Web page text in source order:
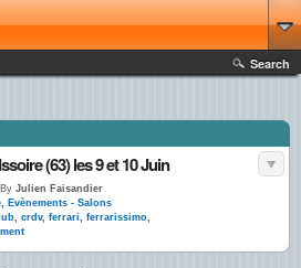
Search
(63) les 9 et 10 Juin
By Julien Faisandier
, Evènements - Salons
, crdv, ferrari, ferrarissimo,